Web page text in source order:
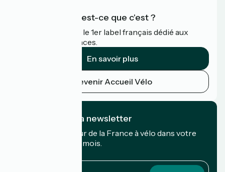
Accueil Vélo qu'est-ce que c'est ?
Accueil Vélo c'est le 1er label français dédié aux
cyclistes en vacances.
En savoir plus
Devenir Accueil Vélo
Je m'abonne à la newsletter
Recevez le meilleur de la France à vélo dans votre
boîte mail chaque mois.